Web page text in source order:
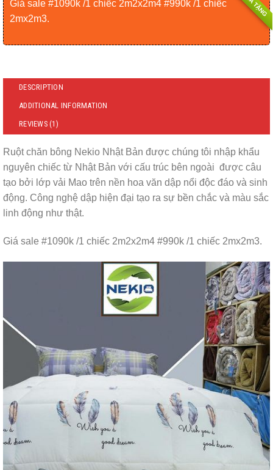
Giá sale #1090k /1 chiếc 2m2x2m4 #990k /1 chiếc
2mx2m3.
DESCRIPTION
ADDITIONAL INFORMATION
REVIEWS (1)
Ruột chăn bông Nekio Nhật Bản được chúng tôi nhập khẩu
nguyên chiếc từ Nhật Bản với cấu trúc bên ngoài được câu
tạo bởi lớp vải Mao trên nền hoa văn dập nổi độc đáo và sinh
động. Công nghệ dập hiện đại tạo ra sự bền chắc và màu sắc
linh động như thật.
Giá sale #1090k /1 chiếc 2m2x2m4 #990k /1 chiếc 2mx2m3.